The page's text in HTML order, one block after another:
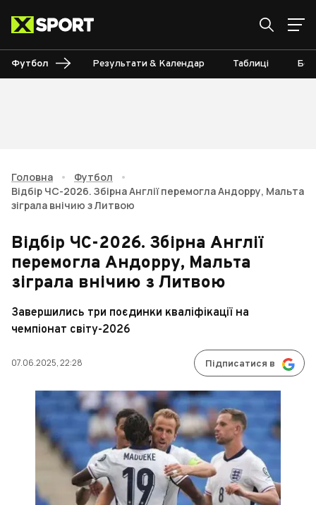
Футбол Результати & Календар Таблиці
Головна • Футбол
•
Відбір ЧС-2026. Збірна Англії перемогла Андорру, Мальта
зіграла внічию з Литвою
Відбір ЧС-2026. Збірна Англії
перемогла Андорру, Мальта
зіграла внічию з Литвою
Завершились три поєдинки кваліфікації на
чемпіонат світу-2026
07.06.2025, 22:28 Підписатися в